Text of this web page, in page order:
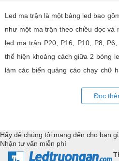
Led ma trận là một bảng led bao
như một ma trận theo chiều dọc và
led ma trận P20, P16, P10, P8, P6,
thể hiện khoảng cách giữa 2 bóng
làm các biển quảng cáo chạy chữ
nhiều lĩnh vực của cuộc sống. LED
YRL,...Tư vấn giả pháp, hỗ trợ
ứng dụng trang trí led.
Đọc
Hãy để chúng tôi mang đến cho bạn
Nhận tư vấn miễn phí